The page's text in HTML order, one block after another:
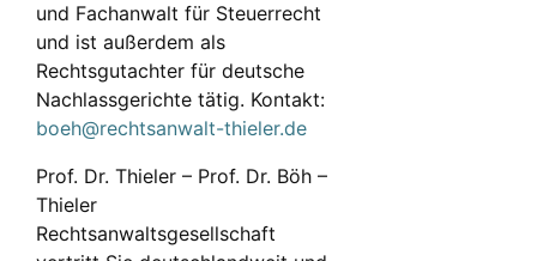
und Fachanwalt für Steuerrecht
und ist außerdem als
Rechtsgutachter für deutsche
Nachlassgerichte tätig. Kontakt:
boeh@rechtsanwalt-thieler.de
Prof. Dr. Thieler – Prof. Dr. Böh –
Thieler
Rechtsanwaltsgesellschaft